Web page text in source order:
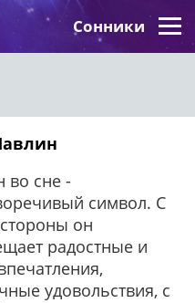
Сонники
во сне -
символ. С
он
радостные и
удовольствия, с